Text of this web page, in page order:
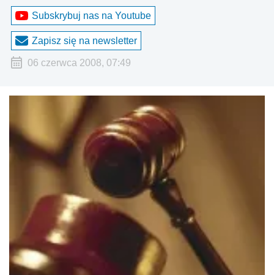
Subskrybuj nas na Youtube
Zapisz się na newsletter
06 czerwca 2008, 07:49